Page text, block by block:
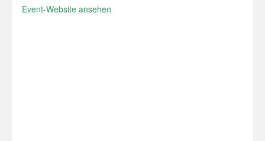
Event-Website ansehen